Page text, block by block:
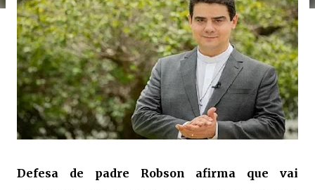
Defesa de padre Robson afirma que vai